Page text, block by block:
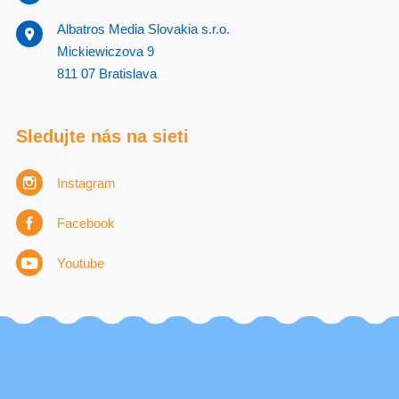
Albatros Media Slovakia s.r.o.
Mickiewiczova 9
811 07 Bratislava
Sledujte nás na sieti
Instagram
Facebook
Youtube